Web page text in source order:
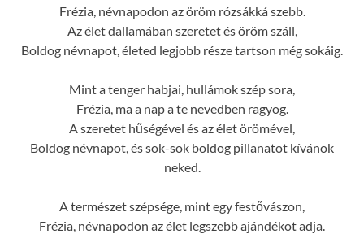
Frézia, névnapodon az öröm rózsákká szebb.
Az élet dallamában szeretet és öröm száll,
Boldog névnapot, életed legjobb része tartson még sokáig.
Mint a tenger habjai, hullámok szép sora,
Frézia, ma a nap a te nevedben ragyog.
A szeretet hűségével és az élet örömével,
Boldog névnapot, és sok-sok boldog pillanatot kívánok
neked.
A természet szépsége, mint egy festővászon,
Frézia, névnapodon az élet legszebb ajándékot adja.